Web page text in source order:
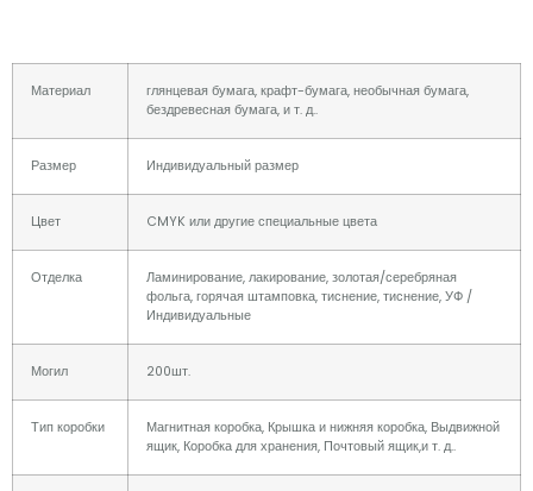
Материал
глянцевая бумага, крафт-бумага, необычная бумага,
бездревесная бумага, и т. д..
Размер Индивидуальный размер
Цвет CMYK или другие специальные цвета
Отделка
Ламинирование, лакирование, золотая/серебряная
фольга, горячая штамповка, тиснение, тиснение, УФ /
Индивидуальные
Могил 200шт.
Тип коробки
Магнитная коробка, Крышка и нижняя коробка, Выдвижной
ящик, Коробка для хранения, Почтовый ящик,и т. д..